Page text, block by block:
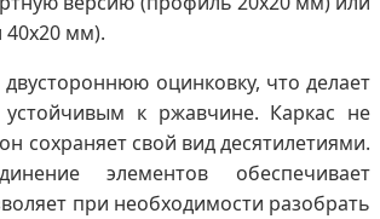
40х20 мм).
оцинковку, что делает
устойчивым к ржавчине. Каркас не
сохраняет свой вид десятилетиями.
элементов обеспечивает
при необходимости разобрать